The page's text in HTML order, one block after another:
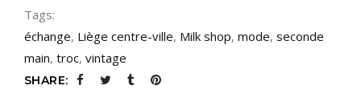
Tags:
échange, Liège centre-ville, Milk shop, mode, seconde
main, troc, vintage
SHARE: